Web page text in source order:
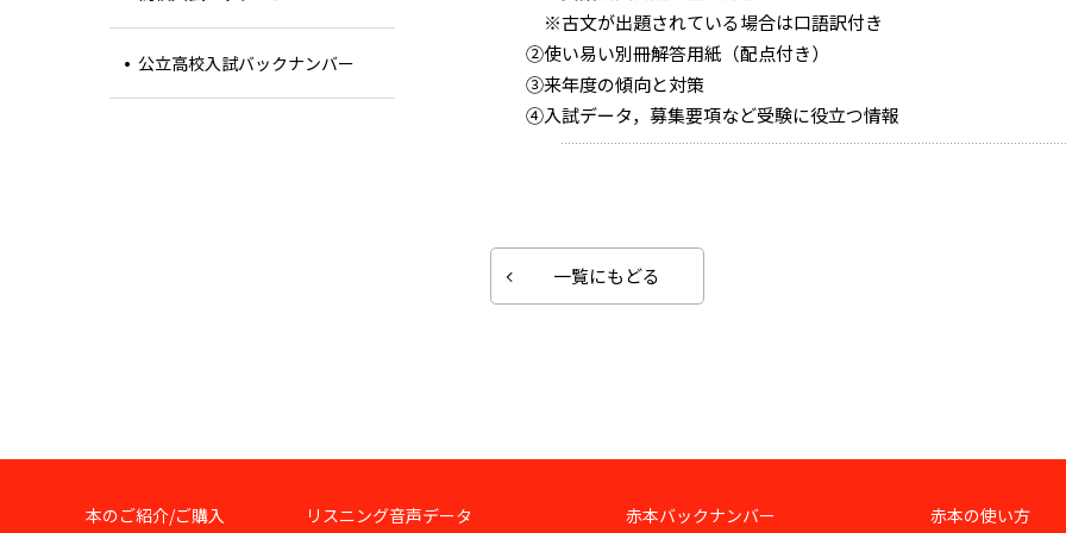
※古文が出題されている場合は口語訳付き
②使い易い別冊解答用紙（配点付き）
③来年度の傾向と対策
④入試データ，募集要項など受験に役立つ情報
一覧にもどる
公立高校入試バックナンバー
本のご紹介/ご購入 リスニング音声データ 赤本バックナンバー 赤本の使い方